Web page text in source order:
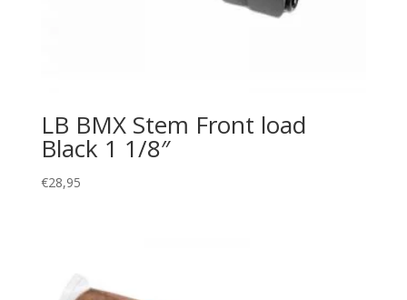
LB BMX Stem Front load
Black 1 1/8″
€28,95